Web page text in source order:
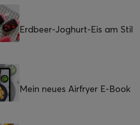
Erdbeer-Joghurt-Eis am Stil
Mein neues Airfryer E-Book